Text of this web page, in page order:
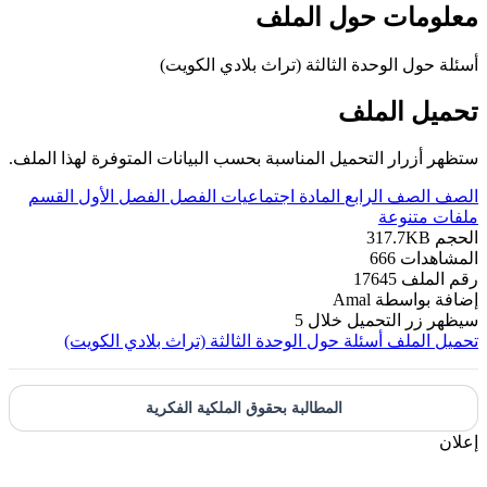
معلومات حول الملف
أسئلة حول الوحدة الثالثة (تراث بلادي الكويت)
تحميل الملف
ستظهر أزرار التحميل المناسبة بحسب البيانات المتوفرة لهذا الملف.
الصف الصف الرابع المادة اجتماعيات الفصل الفصل الأول
القسم
ملفات متنوعة
الحجم 317.7KB
المشاهدات 666
رقم الملف 17645
إضافة بواسطة Amal
سيظهر زر التحميل خلال 5
تحميل الملف
أسئلة حول الوحدة الثالثة (تراث بلادي الكويت)
المطالبة بحقوق الملكية الفكرية
إعلان